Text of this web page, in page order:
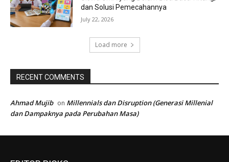
dan Solusi Pemecahannya
July 22, 2026
Load more
RECENT COMMENTS
Ahmad Mujib on Millennials dan Disruption (Generasi Millenial
dan Dampaknya pada Perubahan Masa)